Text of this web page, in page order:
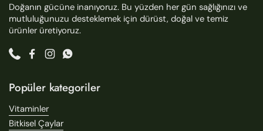
Doğanın gücüne inanıyoruz. Bu yüzden her gün sağlığınızı ve
mutluluğunuzu desteklemek için dürüst, doğal ve temiz
ürünler üretiyoruz.
PhoneFacebook
InstagramWhatsApp
Popüler kategoriler
Vitaminler
Bitkisel Çaylar